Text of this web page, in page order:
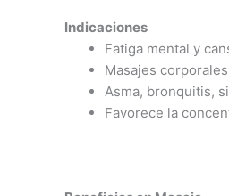
Indicaciones
Fatiga mental y
Masajes
Asma, bronquitis,
Favorece la